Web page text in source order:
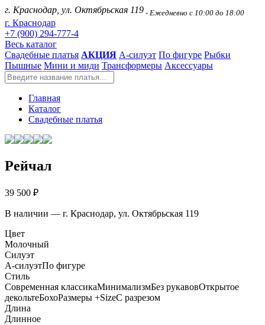
г. Краснодар, ул. Октябрьская 119 - Ежедневно с 10:00 до 18:00
г. Краснодар
+7 (900) 294-777-4
Весь каталог
Свадебные платья АКЦИЯ А-силуэт По фигуре Рыбки
Пышные Мини и миди Трансформеры Аксессуары
Главная
Каталог
Свадебные платья
Рейчал
39 500 ₽
В наличии — г. Краснодар, ул. Октябрьская 119
Цвет
Молочный
Силуэт
А-силуэтПо фигуре
Стиль
Современная классикаМинимализмБез рукавовОткрытое
декольтеБохоРазмеры +SizeС разрезом
Длина
Длинное